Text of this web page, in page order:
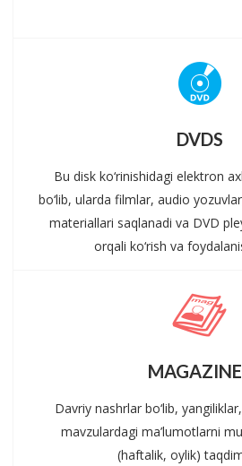
DVDS
Bu disk ko‘rinishidagi elektron
bo‘lib, ularda filmlar, audio
materiallari saqlanadi va DVD
orqali ko‘rish va
Davriy nashrlar bo‘lib,
mavzulardagi ma’lumotlarni
(haftalik, oylik)